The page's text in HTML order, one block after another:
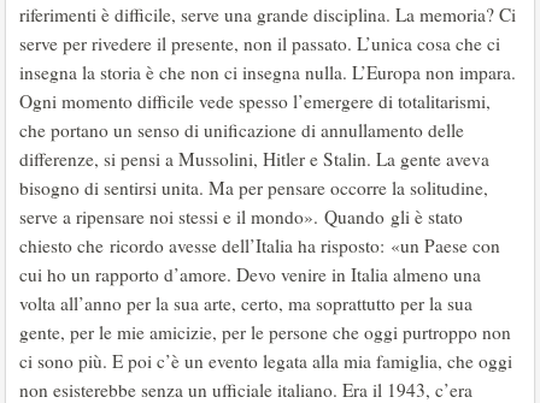
riferimenti è difficile, serve una grande disciplina. La memoria? Ci
serve per rivedere il presente, non il passato. L’unica cosa che ci
insegna la storia è che non ci insegna nulla. L’Europa non impara.
Ogni momento difficile vede spesso l’emergere di totalitarismi,
che portano un senso di unificazione di annullamento delle
differenze, si pensi a Mussolini, Hitler e Stalin. La gente aveva
bisogno di sentirsi unita. Ma per pensare occorre la solitudine,
serve a ripensare noi stessi e il mondo». Quando gli è stato
chiesto che ricordo avesse dell’Italia ha risposto: «un Paese con
cui ho un rapporto d’amore. Devo venire in Italia almeno una
volta all’anno per la sua arte, certo, ma soprattutto per la sua
gente, per le mie amicizie, per le persone che oggi purtroppo non
ci sono più. E poi c’è un evento legata alla mia famiglia, che oggi
non esisterebbe senza un ufficiale italiano. Era il 1943, c’era